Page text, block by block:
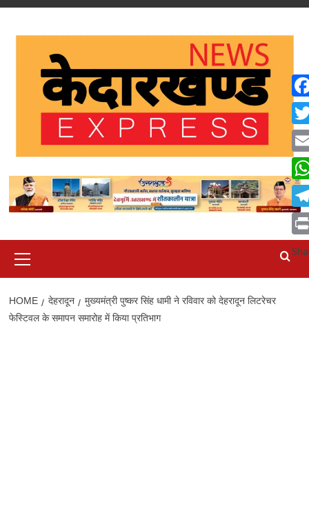
Skip
Menu
HOME देहरादून
मुख्यमंत्री पुष्कर सिंह धामी ने रविवार को देहरादून लिटरेचर
फेस्टिवल के समापन समारोह में किया प्रतिभाग